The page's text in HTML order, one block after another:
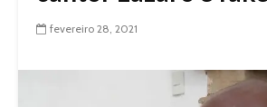
fevereiro 28, 2021